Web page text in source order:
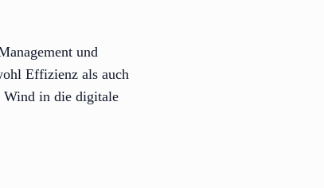
und
Effizienz als auch
Wind in die digitale